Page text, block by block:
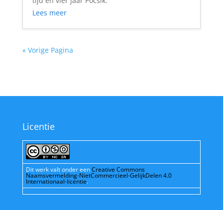
Lees meer
« Vorige Pagina
Licentie
Dit werk valt onder eenCreative Commons
Naamsvermelding-NietCommercieel-GelijkDelen 4.0
Internationaal-licentie.